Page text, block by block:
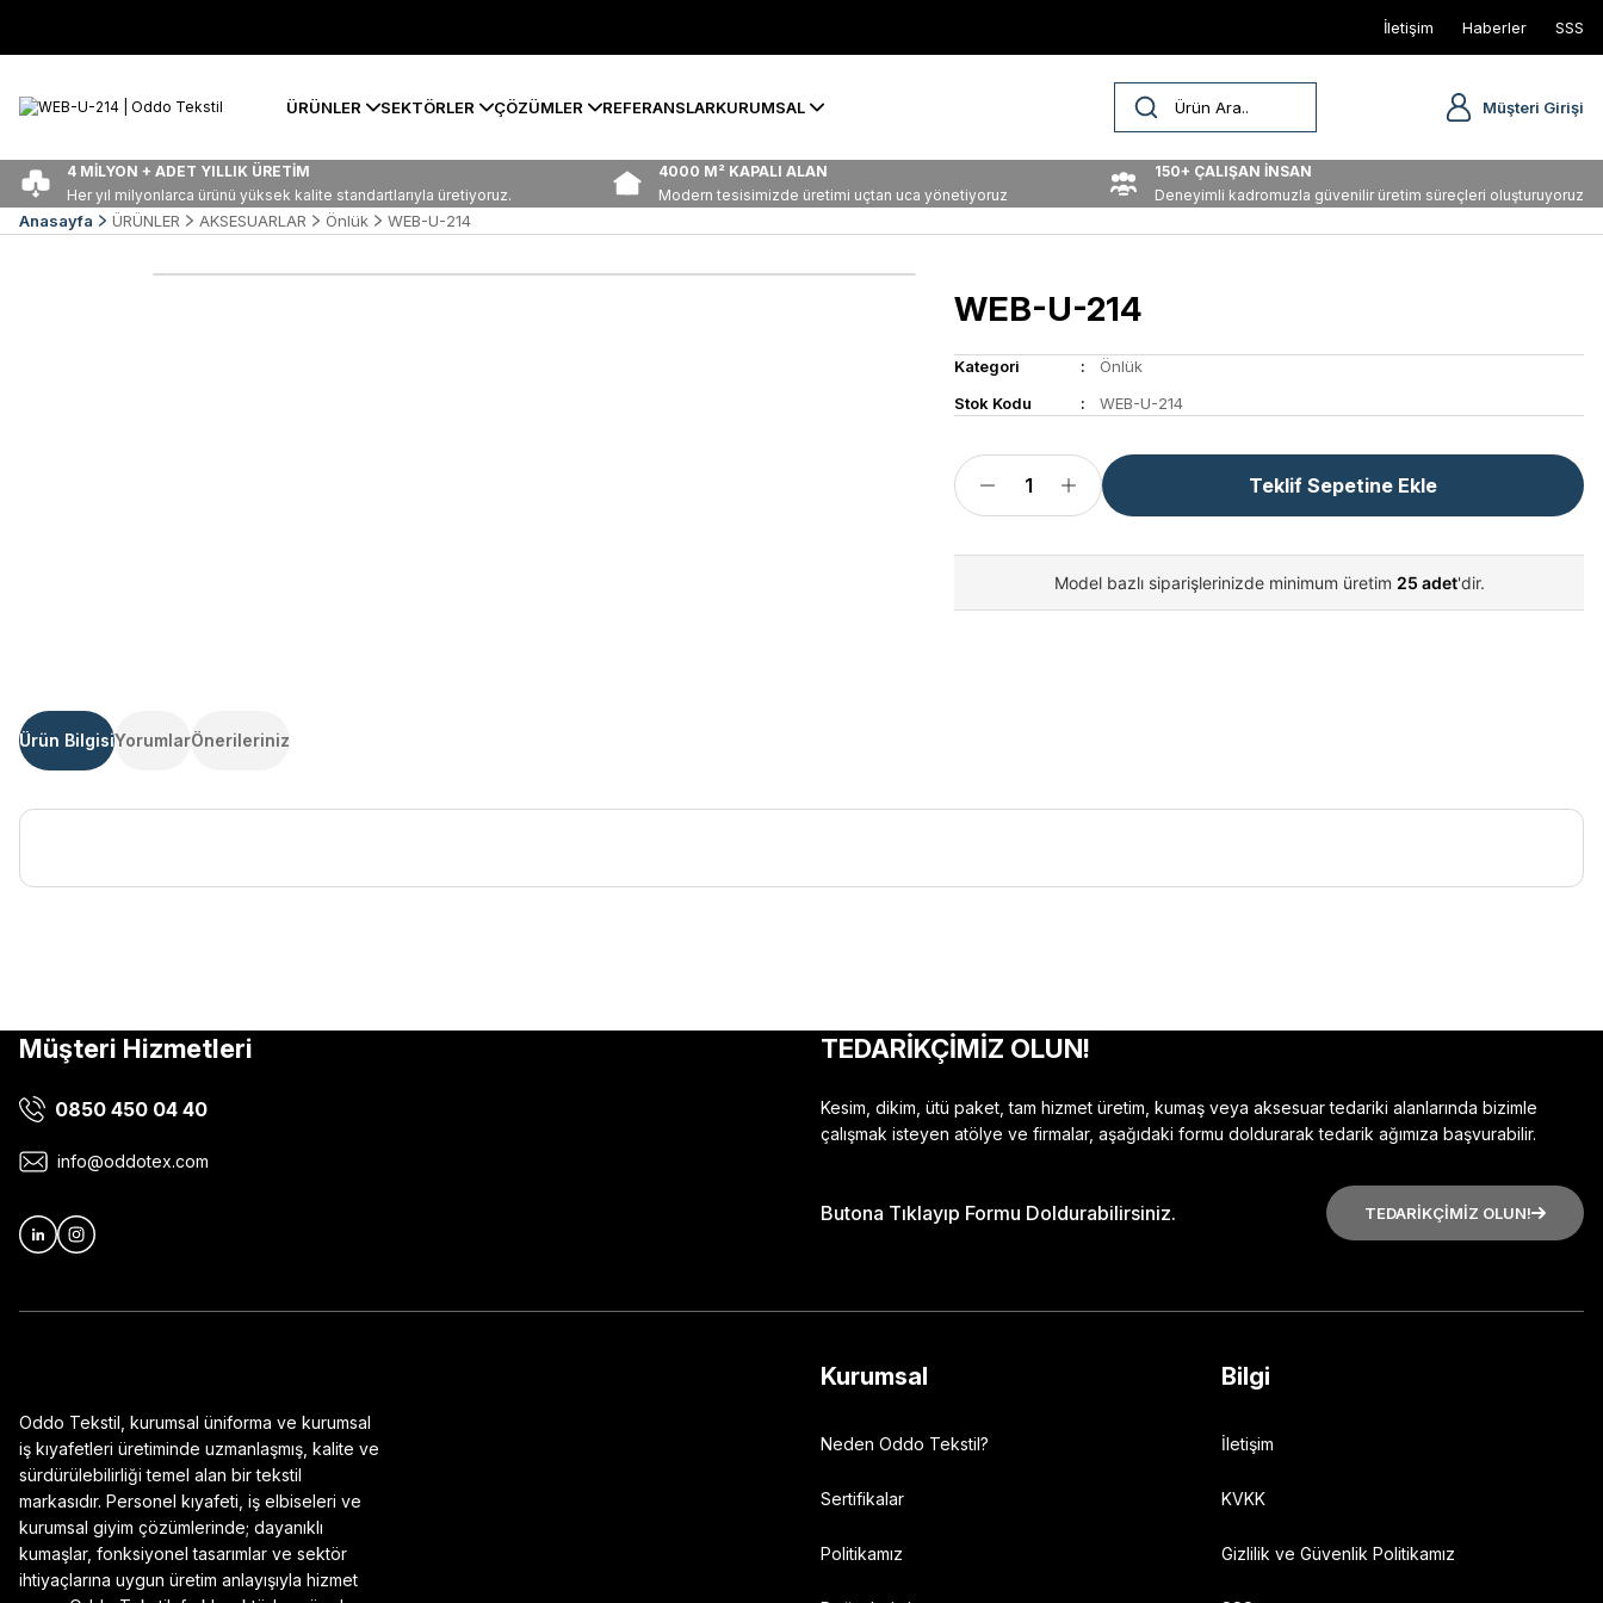
İletişim Haberler SSS
ÜRÜNLER SEKTÖRLER ÇÖZÜMLER REFERANSLARKURUMSAL Müşteri Girişi
4 MİLYON + ADET YILLIK ÜRETİM
Her yıl milyonlarca ürünü yüksek kalite standartlarıyla üretiyoruz.
4000 M² KAPALI ALAN
Modern tesisimizde üretimi uçtan uca yönetiyoruz
150+ ÇALIŞAN İNSAN
Deneyimli kadromuzla güvenilir üretim süreçleri oluşturuyoruz
Anasayfa ÜRÜNLER AKSESUARLAR Önlük WEB-U-214
WEB-U-214
Kategori
Önlük
Stok Kodu
WEB-U-214
Teklif Sepetine Ekle
Model bazlı siparişlerinizde minimum üretim 25 adet'dir.
Ürün BilgisiYorumlarÖnerileriniz
Yorum Yaz
Ürün resmi kalitesiz, bozuk veya görüntülenemiyor.
Ürün bilgilerinde hatalar bulunuyor.
Müşteri Hizmetleri
0850 450 04 40
info@oddotex.com
TEDARİKÇİMİZ OLUN!
Kesim, dikim, ütü paket, tam hizmet üretim, kumaş veya aksesuar tedariki alanlarında bizimle
çalışmak isteyen atölye ve firmalar, aşağıdaki formu doldurarak tedarik ağımıza başvurabilir.
Butona Tıklayıp Formu Doldurabilirsiniz. TEDARİKÇİMİZ OLUN!
Oddo Tekstil, kurumsal üniforma ve kurumsal
iş kıyafetleri üretiminde uzmanlaşmış, kalite ve
sürdürülebilirliği temel alan bir tekstil
markasıdır. Personel kıyafeti, iş elbiseleri ve
kurumsal giyim çözümlerinde; dayanıklı
kumaşlar, fonksiyonel tasarımlar ve sektör
ihtiyaçlarına uygun üretim anlayışıyla hizmet
Kurumsal
Neden Oddo Tekstil?
Sertifikalar
Politikamız
Bilgi
İletişim
KVKK
Gizlilik ve Güvenlik Politikamız